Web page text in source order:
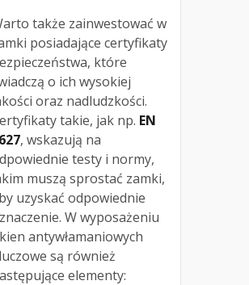
także zainwestować w
posiadające certyfikaty
które
o ich wysokiej
oraz nadludzkości.
takie, jak np. EN
, wskazują na
testy i normy,
muszą sprostać zamki,
uzyskać odpowiednie
W wyposażeniu
antywłamaniowych
są również
elementy: